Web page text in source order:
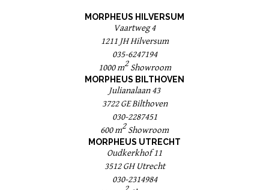
MORPHEUS HILVERSUM
Vaartweg 4
1211 JH Hilversum
035-6247194
1000 m2Showroom
MORPHEUS BILTHOVEN
Julianalaan 43
3722 GE Bilthoven
030-2287451
600 m2 Showroom
MORPHEUS UTRECHT
Oudkerkhof 11
3512 GH Utrecht
030-2314984